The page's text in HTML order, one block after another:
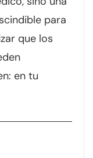
para
que los
en tu